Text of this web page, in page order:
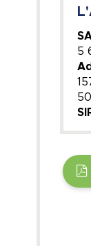
5